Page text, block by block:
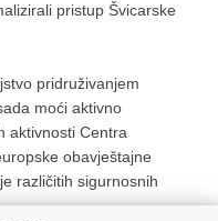
pristup Švicarske
pridruživanjem
moći aktivno
aktivnosti Centra
obavještajne
različitih sigurnosnih